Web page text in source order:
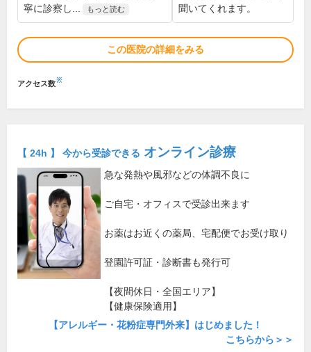
寧に診察し...
もっと読む
聞いてくれます。
この医院の詳細をみる
アクセス数※
【 24h 】 今から受診できる オンライン診療
急な発熱や風邪などの体調不良に
ご自宅・オフィスで受診出来ます
お薬はお近くの薬局、宅配便でお受け取り
登園許可証・診断書も発行可
【夜間休日・全国エリア】
【健康保険適用】
【アレルギー・花粉症専門外来】はじめました！
こちらから＞＞